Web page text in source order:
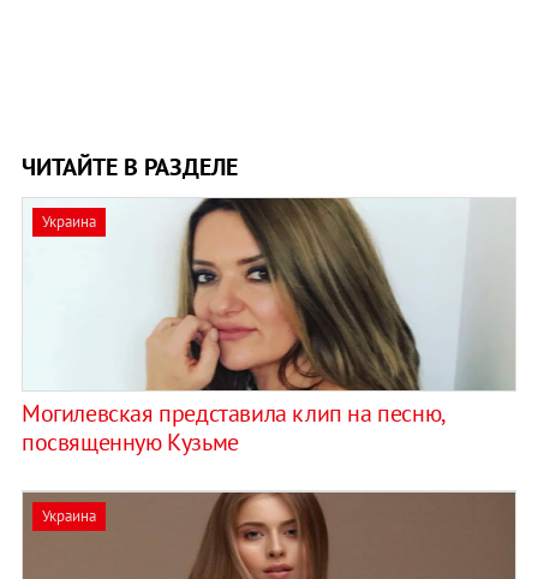
ЧИТАЙТЕ В РАЗДЕЛЕ
Украина
Могилевская представила клип на песню,
посвященную Кузьме
Украина